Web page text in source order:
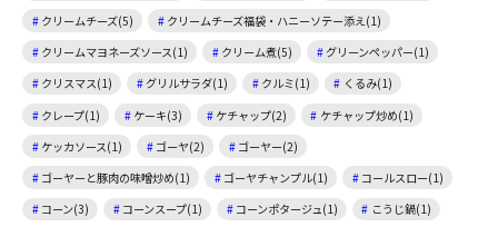
クリームチーズ(5)
クリームチーズ福袋・ハニーソテー添え(1)
クリームマヨネーズソース(1)
クリーム煮(5)
グリーンペッパー(1)
クリスマス(1)
グリルサラダ(1) クルミ(1)
くるみ(1)
クレープ(1)
ケーキ(3) ケチャップ(2)
ケチャップ炒め(1)
ケッカソース(1)
ゴーヤ(2)
ゴーヤー(2)
ゴーヤーと豚肉の味噌炒め(1)
ゴーヤチャンプル(1)
コールスロー(1)
コーン(3)
コーンスープ(1) コーンポタージュ(1)
こうじ鍋(1)